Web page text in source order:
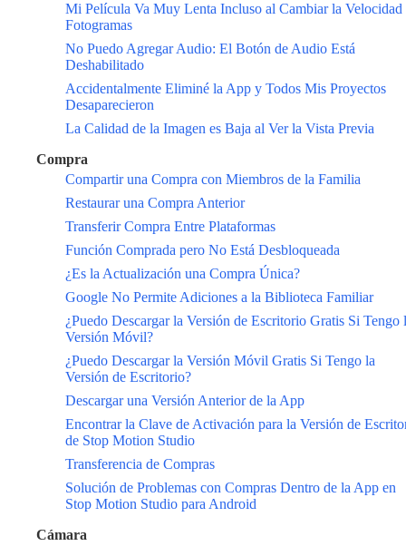
Mi Película Va Muy Lenta Incluso al Cambiar la Velocidad
Fotogramas
No Puedo Agregar Audio: El Botón de Audio Está
Deshabilitado
Accidentalmente Eliminé la App y Todos Mis Proyectos
Desaparecieron
La Calidad de la Imagen es Baja al Ver la Vista Previa
Compra
Compartir una Compra con Miembros de la Familia
Restaurar una Compra Anterior
Transferir Compra Entre Plataformas
Función Comprada pero No Está Desbloqueada
¿Es la Actualización una Compra Única?
Google No Permite Adiciones a la Biblioteca Familiar
¿Puedo Descargar la Versión de Escritorio Gratis Si Tengo
Versión Móvil?
¿Puedo Descargar la Versión Móvil Gratis Si Tengo la
Versión de Escritorio?
Descargar una Versión Anterior de la App
Encontrar la Clave de Activación para la Versión de
de Stop Motion Studio
Transferencia de Compras
Solución de Problemas con Compras Dentro de la App en
Stop Motion Studio para Android
Cámara